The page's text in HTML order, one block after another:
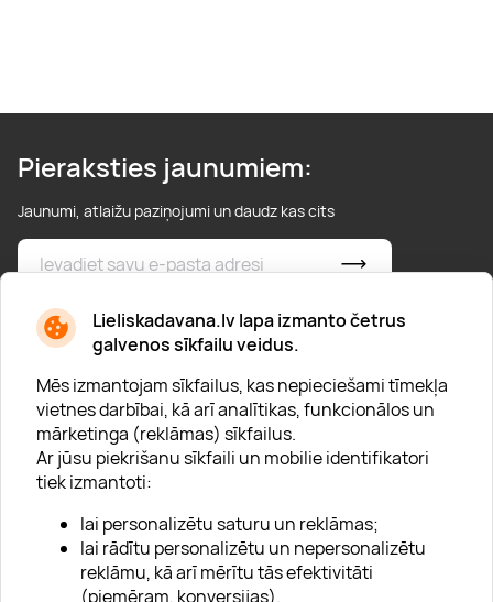
Lieliskadavana.lv lapa izmanto četrus
galvenos sīkfailu veidus.
Mēs izmantojam sīkfailus, kas nepieciešami tīmekļa
vietnes darbībai, kā arī analītikas, funkcionālos un
mārketinga (reklāmas) sīkfailus.
Ar jūsu piekrišanu sīkfaili un mobilie identifikatori
tiek izmantoti:
lai personalizētu saturu un reklāmas;
lai rādītu personalizētu un nepersonalizētu
reklāmu, kā arī mērītu tās efektivitāti
(piemēram, konversijas).
Pieraksties jaunumiem:
Jaunumi, atlaižu paziņojumi un daudz kas cits
* Esmu iepazinies/usies ar privātuma politiku
Par "Lieliska dāvana"
Uzņēmumiem